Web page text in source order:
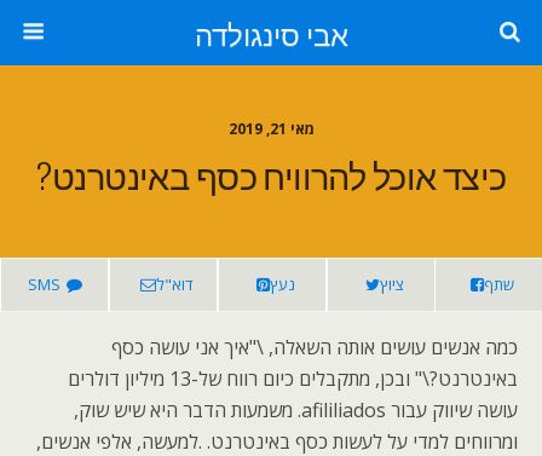
אבי סינגולדה
מאי 21, 2019
כיצד אוכל להרוויח כסף באינטרנט?
שתף ציוץ נעץ דוא"ל SMS
כמה אנשים עושים אותה השאלה, \"איך אני עושה כסף
באינטרנט?\" ובכן, מתקבלים כיום רווח של-13 מיליון דולרים
עושה שיווק עבור afililiados. משמעות הדבר היא שיש שוק,
ומרווחים למדי על לעשות כסף באינטרנט. .למעשה, אלפי אנשים,